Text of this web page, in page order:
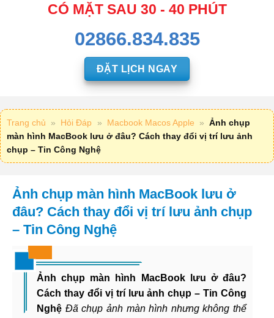
CÓ MẶT SAU 30 - 40 PHÚT
02866.834.835
ĐẶT LỊCH NGAY
Trang chủ » Hỏi Đáp » Macbook Macos Apple » Ảnh chụp
màn hình MacBook lưu ở đâu? Cách thay đổi vị trí lưu ảnh
chụp – Tin Công Nghệ
Ảnh chụp màn hình MacBook lưu ở
đâu? Cách thay đổi vị trí lưu ảnh chụp
– Tin Công Nghệ
Ảnh chụp màn hình MacBook lưu ở đâu?
Cách thay đổi vị trí lưu ảnh chụp – Tin Công
Nghệ Đã chụp ảnh màn hình nhưng không thể